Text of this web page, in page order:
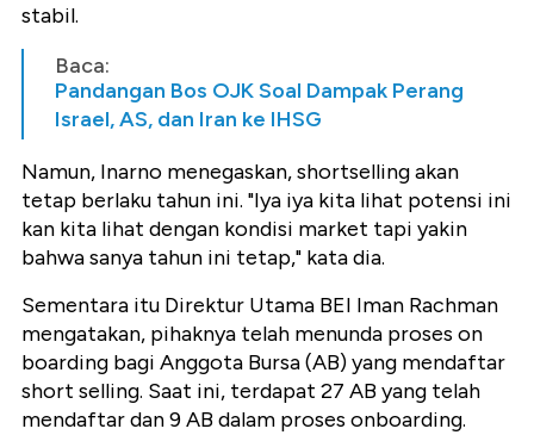
stabil.
Baca:
Pandangan Bos OJK Soal Dampak Perang
Israel, AS, dan Iran ke IHSG
Namun, Inarno menegaskan, shortselling akan
tetap berlaku tahun ini. "Iya iya kita lihat potensi ini
kan kita lihat dengan kondisi market tapi yakin
bahwa sanya tahun ini tetap," kata dia.
Sementara itu Direktur Utama BEI Iman Rachman
mengatakan, pihaknya telah menunda proses on
boarding bagi Anggota Bursa (AB) yang mendaftar
short selling. Saat ini, terdapat 27 AB yang telah
mendaftar dan 9 AB dalam proses onboarding.